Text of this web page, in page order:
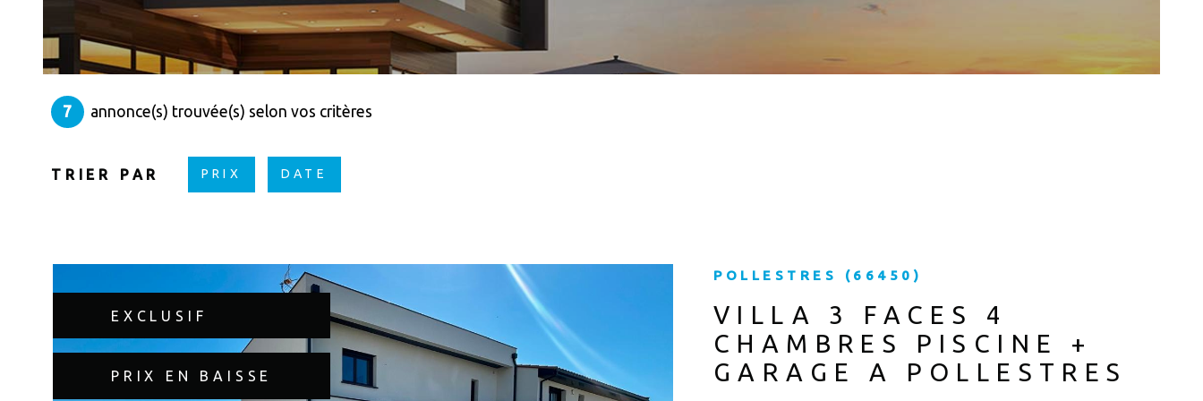
7 annonce(s) trouvée(s) selon vos critères
TRIER PAR PRIX DATE
POLLESTRES (66450)
VILLA 3 FACES 4
CHAMBRES PISCINE +
GARAGE A POLLESTRES
EXCLUSIF
PRIX EN BAISSE